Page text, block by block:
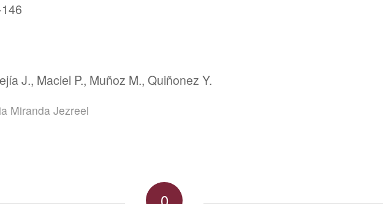
J., Maciel P., Muñoz M., Quiñonez Y.
Miranda Jezreel